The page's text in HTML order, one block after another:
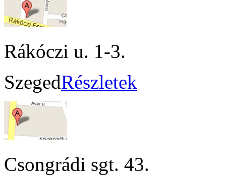
Rákóczi u. 1-3.
SzegedRészletek
Csongrádi sgt. 43.